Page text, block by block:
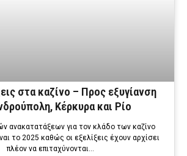
στα καζίνο – Προς εξυγίανση
Κέρκυρα και Ρίο
ανακατατάξεων για τον κλάδο των καζίνο
το 2025 καθώς οι εξελίξεις έχουν αρχίσει
πλέον να επιταχύνονται…